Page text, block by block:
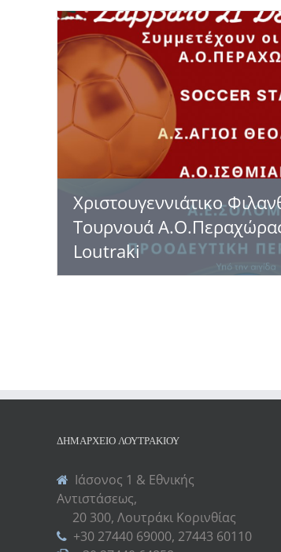
Χριστουγεννιάτικο
Τουρνουά
Loutraki
ΔΗΜΑΡΧΕΊΟ ΛΟΥΤΡΑΚΊΟΥ
Ιάσονος 1 & Εθνικής
Αντιστάσεως,
20 300, Λουτράκι Κορινθίας
+30 27440 69000, 27443 60110